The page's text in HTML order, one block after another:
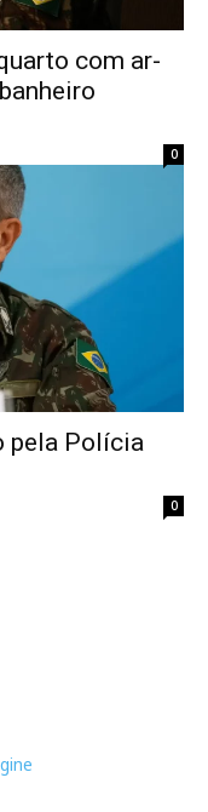
com ar-
0
pela Polícia
0